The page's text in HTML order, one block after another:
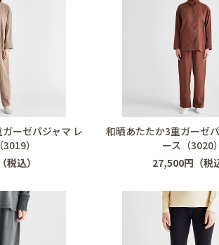
ーゼパジャマ レ
）
込）
和晒あたたか3重ガーゼ
ース（3020
27,500円（税